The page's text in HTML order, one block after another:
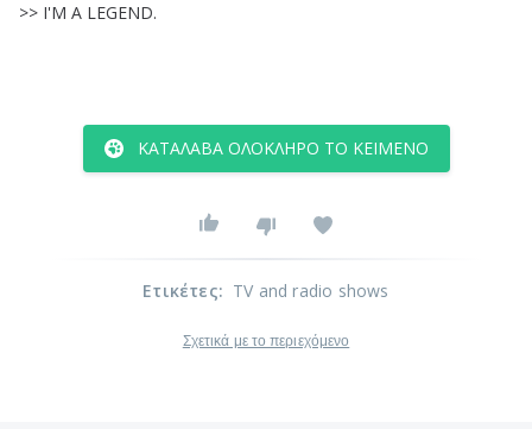
>> I'M A LEGEND.
ΚΑΤΆΛΑΒΑ ΟΛΌΚΛΗΡΟ ΤΟ ΚΕΊΜΕΝΟ
Ετικέτες: TV and radio shows
Σχετικά με το περιεχόμενο